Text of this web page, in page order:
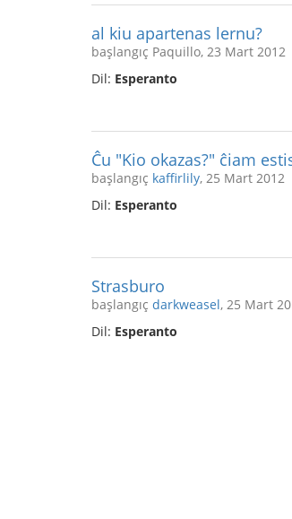
al kiu apartenas lernu?
başlangıç Paquillo, 23 Mart 2012
Dil: Esperanto
Ĉu "Kio okazas?" ĉiam
başlangıç kaffirlily, 25 Mart 2012
Dil: Esperanto
Strasburo
başlangıç darkweasel, 25 Mart
Dil: Esperanto